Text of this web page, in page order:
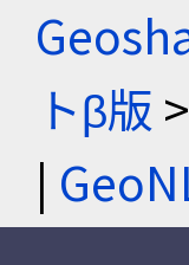
トβ版
|